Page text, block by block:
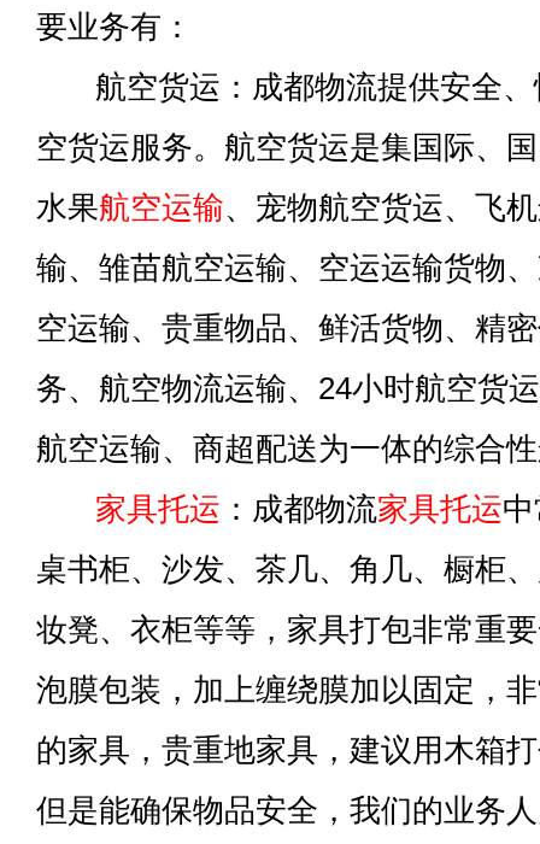
要业务有：
航空货运：成都物流提供安全、
空货运服务。航空货运是集国际、
水果航空运输、宠物航空货运、飞
输、雏苗航空运输、空运运输货物
空运输、贵重物品、鲜活货物、精
务、航空物流运输、24小时航空货
航空运输、商超配送为一体的综合
家具托运 ：成都物流家具托运
桌书柜、沙发、茶几、角几、橱柜
妆凳、衣柜等等，家具打包非常重
泡膜包装，加上缠绕膜加以固定，
的家具，贵重地家具，建议用木箱
但是能确保物品安全，我们的业务